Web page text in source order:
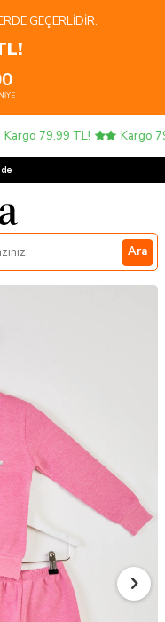
GEÇERLIDIR.
79,99 TL! Kargo
4
Ara